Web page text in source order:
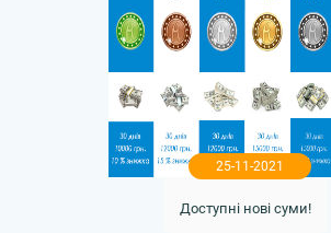
25-11-2021
Доступні нові суми!